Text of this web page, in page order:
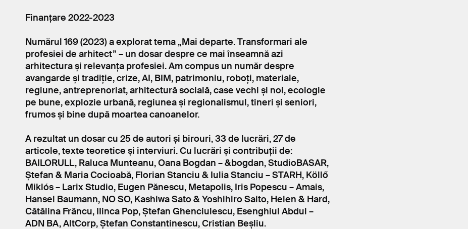
Finanțare 2022-2023
Numărul 169 (2023) a explorat tema „Mai departe. Transformari ale
profesiei de arhitect” – un dosar despre ce mai înseamnă azi
arhitectura și relevanța profesiei. Am compus un număr despre
avangarde și tradiție, crize, AI, BIM, patrimoniu, roboți, materiale,
regiune, antreprenoriat, arhitectură socială, case vechi și noi, ecologie
pe bune, explozie urbană, regiunea și regionalismul, tineri și seniori,
frumos și bine după moartea canoanelor.
A rezultat un dosar cu 25 de autori și birouri, 33 de lucrări, 27 de
articole, texte teoretice și interviuri. Cu lucrări și contribuții de:
BAILORULL, Raluca Munteanu, Oana Bogdan – &bogdan, StudioBASAR,
Ștefan & Maria Cocioabă, Florian Stanciu & Iulia Stanciu – STARH, Köllő
Miklós – Larix Studio, Eugen Pănescu, Metapolis, Iris Popescu – Amais,
Hansel Baumann, NO SO, Kashiwa Sato & Yoshihiro Saito, Helen & Hard,
Cătălina Frâncu, IIinca Pop, Ștefan Ghenciulescu, Esenghiul Abdul –
ADN BA, AltCorp, Ștefan Constantinescu, Cristian Beșliu.